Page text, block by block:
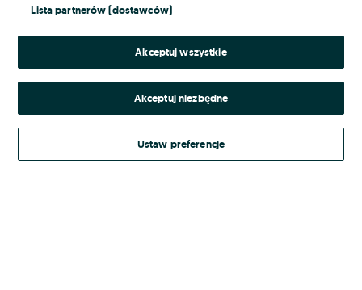
Nie pamiętasz hasła?
Zaloguj się
Kontynuując za pośrednictwem jednego z dostawców wskazanych powyżej,
Regulamin serwisuOLX.pl w jego aktualnym brzmieniu.
Lista partnerów (dostawców)
Akceptuj wszystkie
Akceptuj niezbędne
Ustaw preferencje